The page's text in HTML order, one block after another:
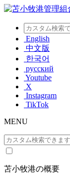
English
中文版
한국어
русский
Youtube
X
Instagram
TikTok
MENU
苫小牧港の概要